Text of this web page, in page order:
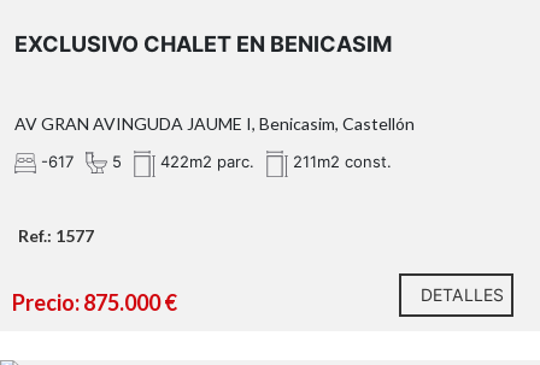
EXCLUSIVO CHALET EN BENICASIM
AV GRAN AVINGUDA JAUME I, Benicasim, Castellón
-617 5 422m2 parc. 211m2 const.
Ref.: 1577
Precio: 875.000 € DETALLES